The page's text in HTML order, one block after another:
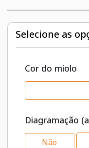
Selecione as
Cor do miolo
Diagramação
Não